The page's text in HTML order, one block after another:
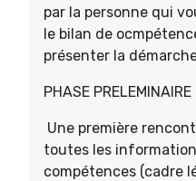
par la personne qui
le bilan de
présenter la
PHASE PRELEMINAIRE
Une première
toutes les
compétences (cadre